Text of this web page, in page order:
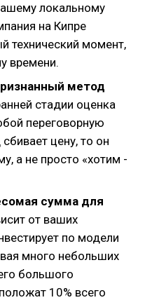
локальному
на Кипре
технический момент,
времени.
метод
стадии оценка
переговорную
цену, то он
а не просто «хотим -
сумма для
от ваших
по модели
много небольших
большого
10% всего